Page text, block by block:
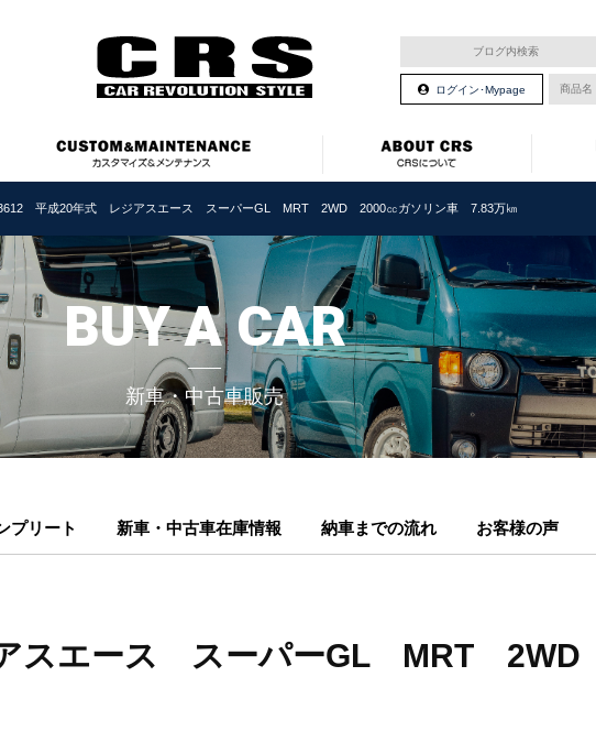
ログイン･Mypage
平成20年式 レジアスエース スーパーGL MRT 2WD 2000㏄ガソリン車 7.83万㎞
BUY A CAR
新車・中古車販売
プリート 新車・中古車在庫情報 納車までの流れ お客様の声
スエース スーパーGL MRT 2WD